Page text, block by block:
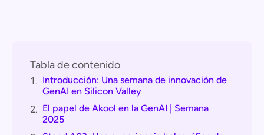
Tabla de contenido
1. Introducción: Una semana de innovación de
GenAI en Silicon Valley
2. El papel de Akool en la GenAI | Semana
2025